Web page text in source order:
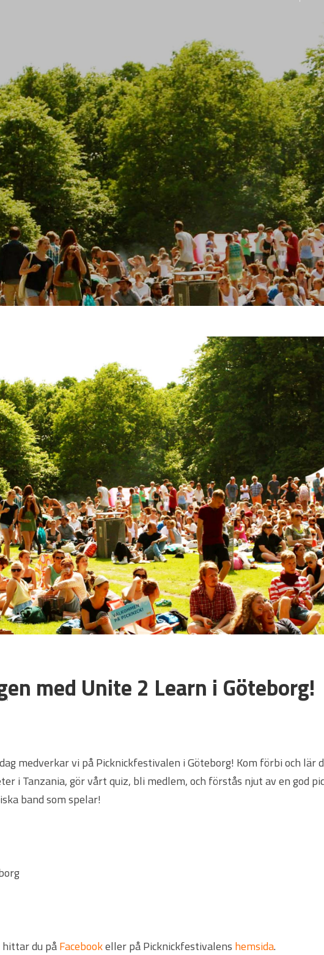
med Unite 2 Learn i Göteborg!
medverkar vi på Picknickfestivalen i Göteborg! Kom förbi och lär
i Tanzania, gör vårt quiz, bli medlem, och förstås njut av en god
band som spelar!
du påFacebookeller på Picknickfestivalens hemsida.